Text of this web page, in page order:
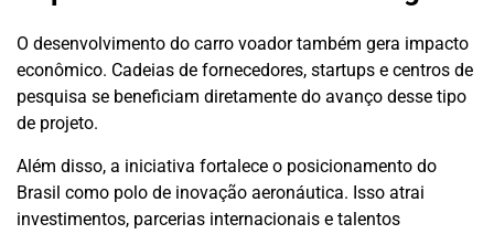
O desenvolvimento do carro voador também gera impacto
econômico. Cadeias de fornecedores, startups e centros de
pesquisa se beneficiam diretamente do avanço desse tipo
de projeto.
Além disso, a iniciativa fortalece o posicionamento do
Brasil como polo de inovação aeronáutica. Isso atrai
investimentos, parcerias internacionais e talentos